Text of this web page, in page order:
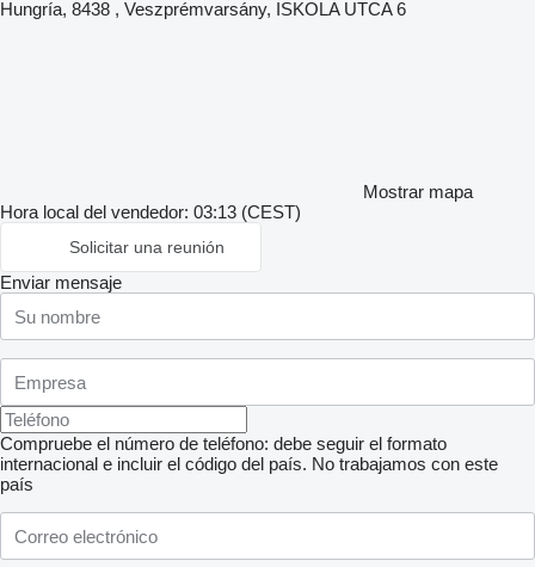
Hungría, 8438 , Veszprémvarsány, ISKOLA UTCA 6
Mostrar mapa
Hora local del vendedor: 03:13 (CEST)
Solicitar una reunión
Enviar mensaje
Compruebe el número de teléfono: debe seguir el formato
internacional e incluir el código del país. No trabajamos con este
país